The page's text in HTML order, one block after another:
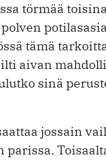
törmää
tämä
aivan
sinä
jossain